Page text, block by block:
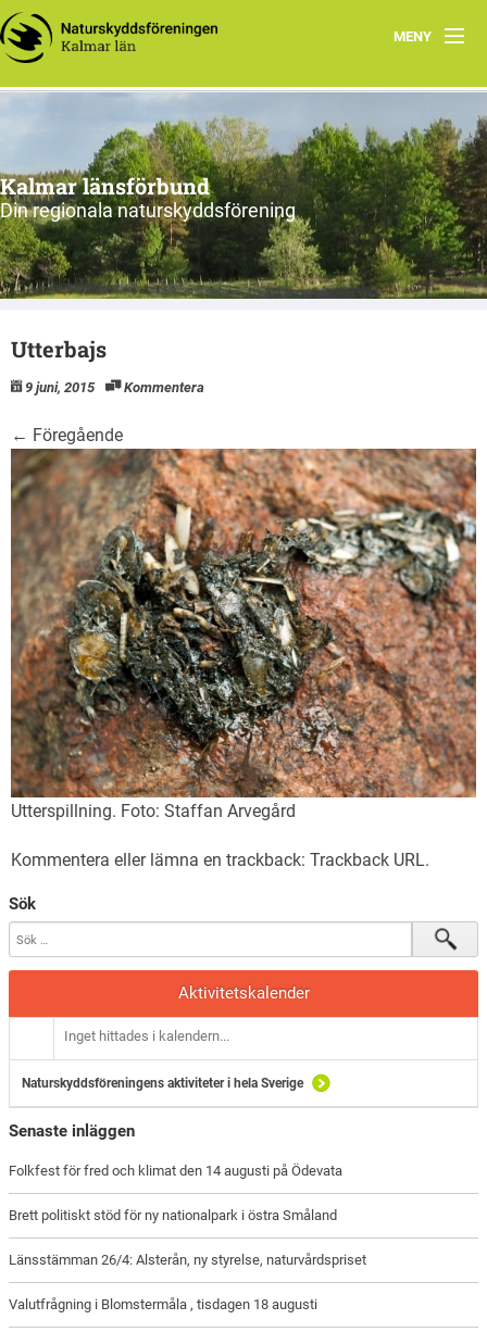
MENY
Hem
Om oss och vår förening
Styrelsen 2026
Protokoll
Natur i Kalmar län
Kalmar länsförbund
Din regionala naturskyddsförening
Utterbajs
9 juni, 2015 Kommentera
← Föregående
Utterspillning. Foto: Staffan Arvegård
Kommentera eller lämna en trackback: Trackback URL.
Sök
Aktivitetskalender
Inget hittades i kalendern...
Naturskyddsföreningens aktiviteter i hela Sverige
Senaste inläggen
Folkfest för fred och klimat den 14 augusti på Ödevata
Brett politiskt stöd för ny nationalpark i östra Småland
Länsstämman 26/4: Alsterån, ny styrelse, naturvårdspriset
Valutfrågning i Blomstermåla , tisdagen 18 augusti